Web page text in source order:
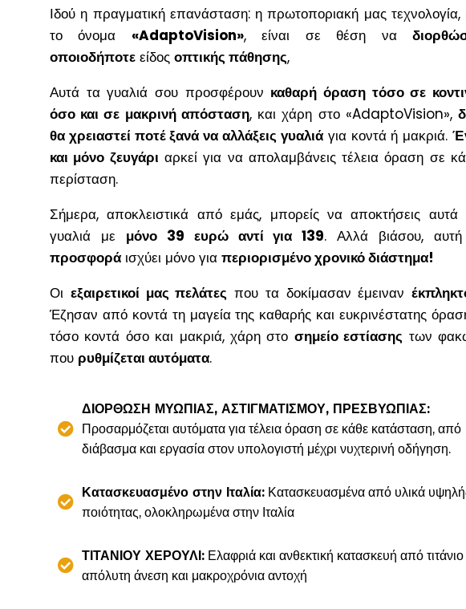
Ιδού η πραγματική επανάσταση: η πρωτοποριακή μας τεχνολογία,
το όνομα «AdaptoVision», είναι σε θέση να
οποιοδήποτε είδος οπτικής πάθησης,
Αυτά τα γυαλιά σου προσφέρουν καθαρή όραση τόσο σε
όσο και σε μακρινή απόσταση, και χάρη στο «AdaptoVision»,
θα χρειαστεί ποτέ ξανά να αλλάξεις γυαλιάγια κοντά ή μακριά.
και μόνο ζευγάρι αρκεί για να απολαμβάνεις τέλεια όραση σε
περίσταση.
Σήμερα, αποκλειστικά από εμάς, μπορείς να αποκτήσεις αυτά
γυαλιά με μόνο 39 ευρώ αντί για 139. Αλλά βιάσου,
προσφορά ισχύει μόνο για περιορισμένο χρονικό διάστημα!
Οι εξαιρετικοί μας πελάτες που τα δοκίμασαν έμειναν
Έζησαν από κοντά τη μαγεία της καθαρής και ευκρινέστατης
τόσο κοντά όσο και μακριά, χάρη στο σημείο εστίασης των
που ρυθμίζεται αυτόματα.
ΔΙΟΡΘΩΣΗ ΜΥΩΠΙΑΣ, ΑΣΤΙΓΜΑΤΙΣΜΟΥ, ΠΡΕΣΒΥΩΠΙΑΣ:
Προσαρμόζεται αυτόματα για τέλεια όραση σε κάθε κατάσταση, από
διάβασμα και εργασία στον υπολογιστή μέχρι νυχτερινή οδήγηση.
Κατασκευασμένο στην Ιταλία: Κατασκευασμένα από υλικά
ποιότητας, ολοκληρωμένα στην Ιταλία
ΤΙΤΑΝΙΟΥ ΧΕΡΟΥΛΙ: Ελαφριά και ανθεκτική κατασκευή από τιτάνιο
απόλυτη άνεση και μακροχρόνια αντοχή